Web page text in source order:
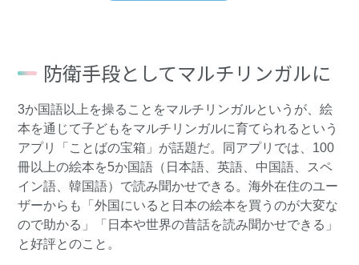
防衛手段としてマルチリンガルに
3か国語以上を操ることをマルチリンガルというが、絵
本を通じて子どもをマルチリンガルに育てられるという
アプリ「ことばの宝箱」が話題だ。同アプリでは、100
冊以上の絵本を5か国語（日本語、英語、中国語、スペ
イン語、韓国語）で読み聞かせできる。海外在住のユー
ザーからも「外国にいると日本の絵本を買うのが大変な
ので助かる」「日本や世界の昔話を読み聞かせできる」
と好評とのこと。